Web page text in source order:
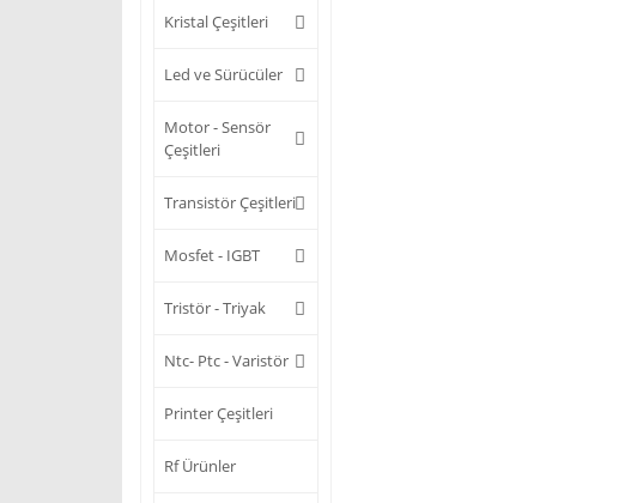
Kristal Çeşitleri
Led ve Sürücüler
Motor - Sensör
Çeşitleri
Transistör Çeşitleri
Mosfet - IGBT
Tristör - Triyak
Ntc- Ptc - Varistör
Printer Çeşitleri
Rf Ürünler